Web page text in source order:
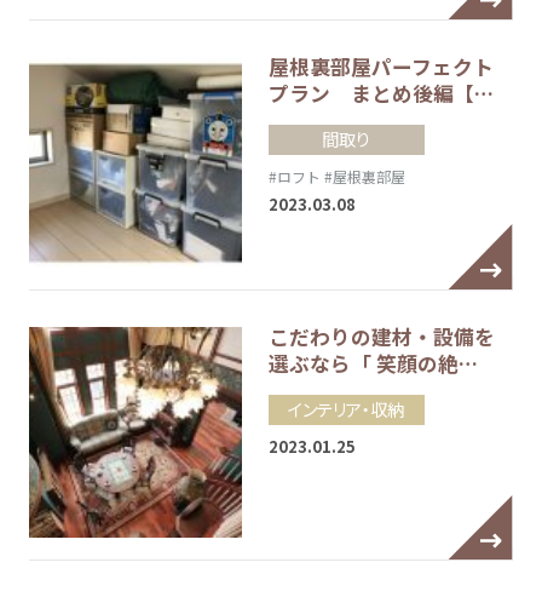
屋根裏部屋パーフェクト
プラン まとめ後編【…
間取り
#ロフト #屋根裏部屋
2023.03.08
こだわりの建材・設備を
選ぶなら「 笑顔の絶…
インテリア・収納
2023.01.25